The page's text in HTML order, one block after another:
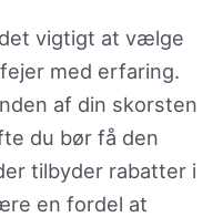
vigtigt at vælge
med erfaring.
af din skorsten
du bør få den
tilbyder rabatter i
en fordel at